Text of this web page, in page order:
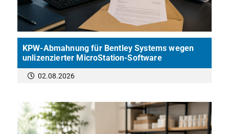
KPW-Abmahnung für Bentley Systems wegen
unlizenzierter MicroStation-Software
02.08.2026